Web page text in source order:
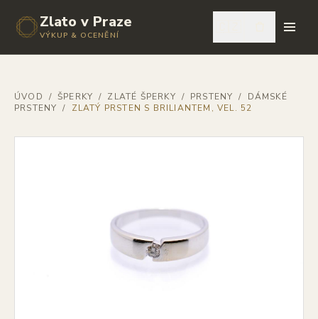
Zlato v Praze
VÝKUP & OCENĚNÍ
ÚVOD / ŠPERKY / ZLATÉ ŠPERKY / PRSTENY /
DÁMSKÉ
PRSTENY / ZLATÝ PRSTEN S BRILIANTEM, VEL. 52